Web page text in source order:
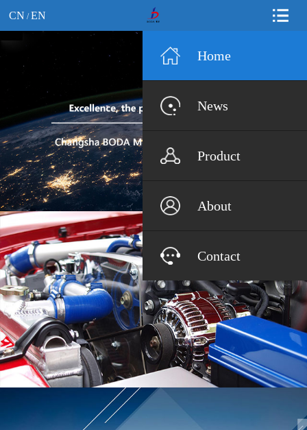
CN / EN
Home
News
Product
About
Contact